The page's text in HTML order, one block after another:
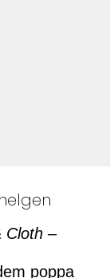
Cloth –
poppa